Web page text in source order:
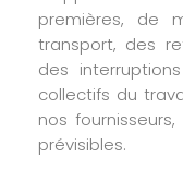
premières, de
transport, des
des
collectifs du
nos
prévisibles.